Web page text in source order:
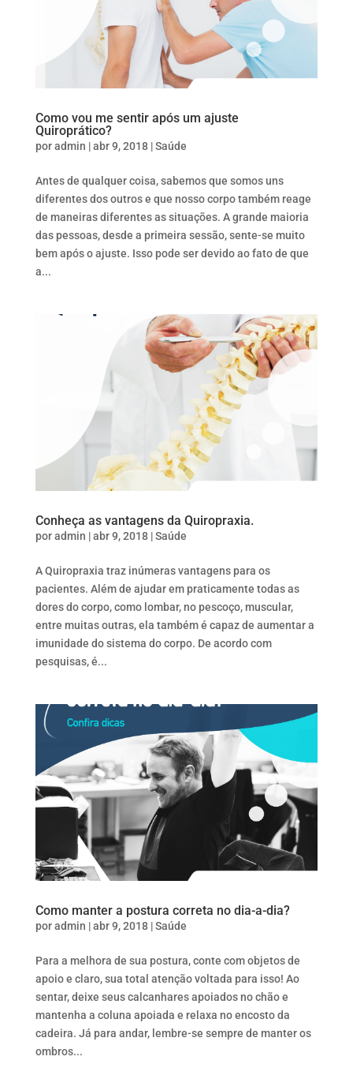
Como vou me sentir após um ajuste
Quiroprático?
poradmin |abr 9, 2018|Saúde
Antes de qualquer coisa, sabemos que somos uns
diferentes dos outros e que nosso corpo também reage
de maneiras diferentes as situações. A grande maioria
das pessoas, desde a primeira sessão, sente-se muito
bem após o ajuste. Isso pode ser devido ao fato de que
a...
Conheça as vantagens da Quiropraxia.
poradmin |abr 9, 2018|Saúde
A Quiropraxia traz inúmeras vantagens para os
pacientes. Além de ajudar em praticamente todas as
dores do corpo, como lombar, no pescoço, muscular,
entre muitas outras, ela também é capaz de aumentar a
imunidade do sistema do corpo. De acordo com
pesquisas, é...
Como manter a postura correta no dia-a-dia?
poradmin |abr 9, 2018|Saúde
Para a melhora de sua postura, conte com objetos de
apoio e claro, sua total atenção voltada para isso! Ao
sentar, deixe seus calcanhares apoiados no chão e
mantenha a coluna apoiada e relaxa no encosto da
cadeira. Já para andar, lembre-se sempre de manter os
ombros...